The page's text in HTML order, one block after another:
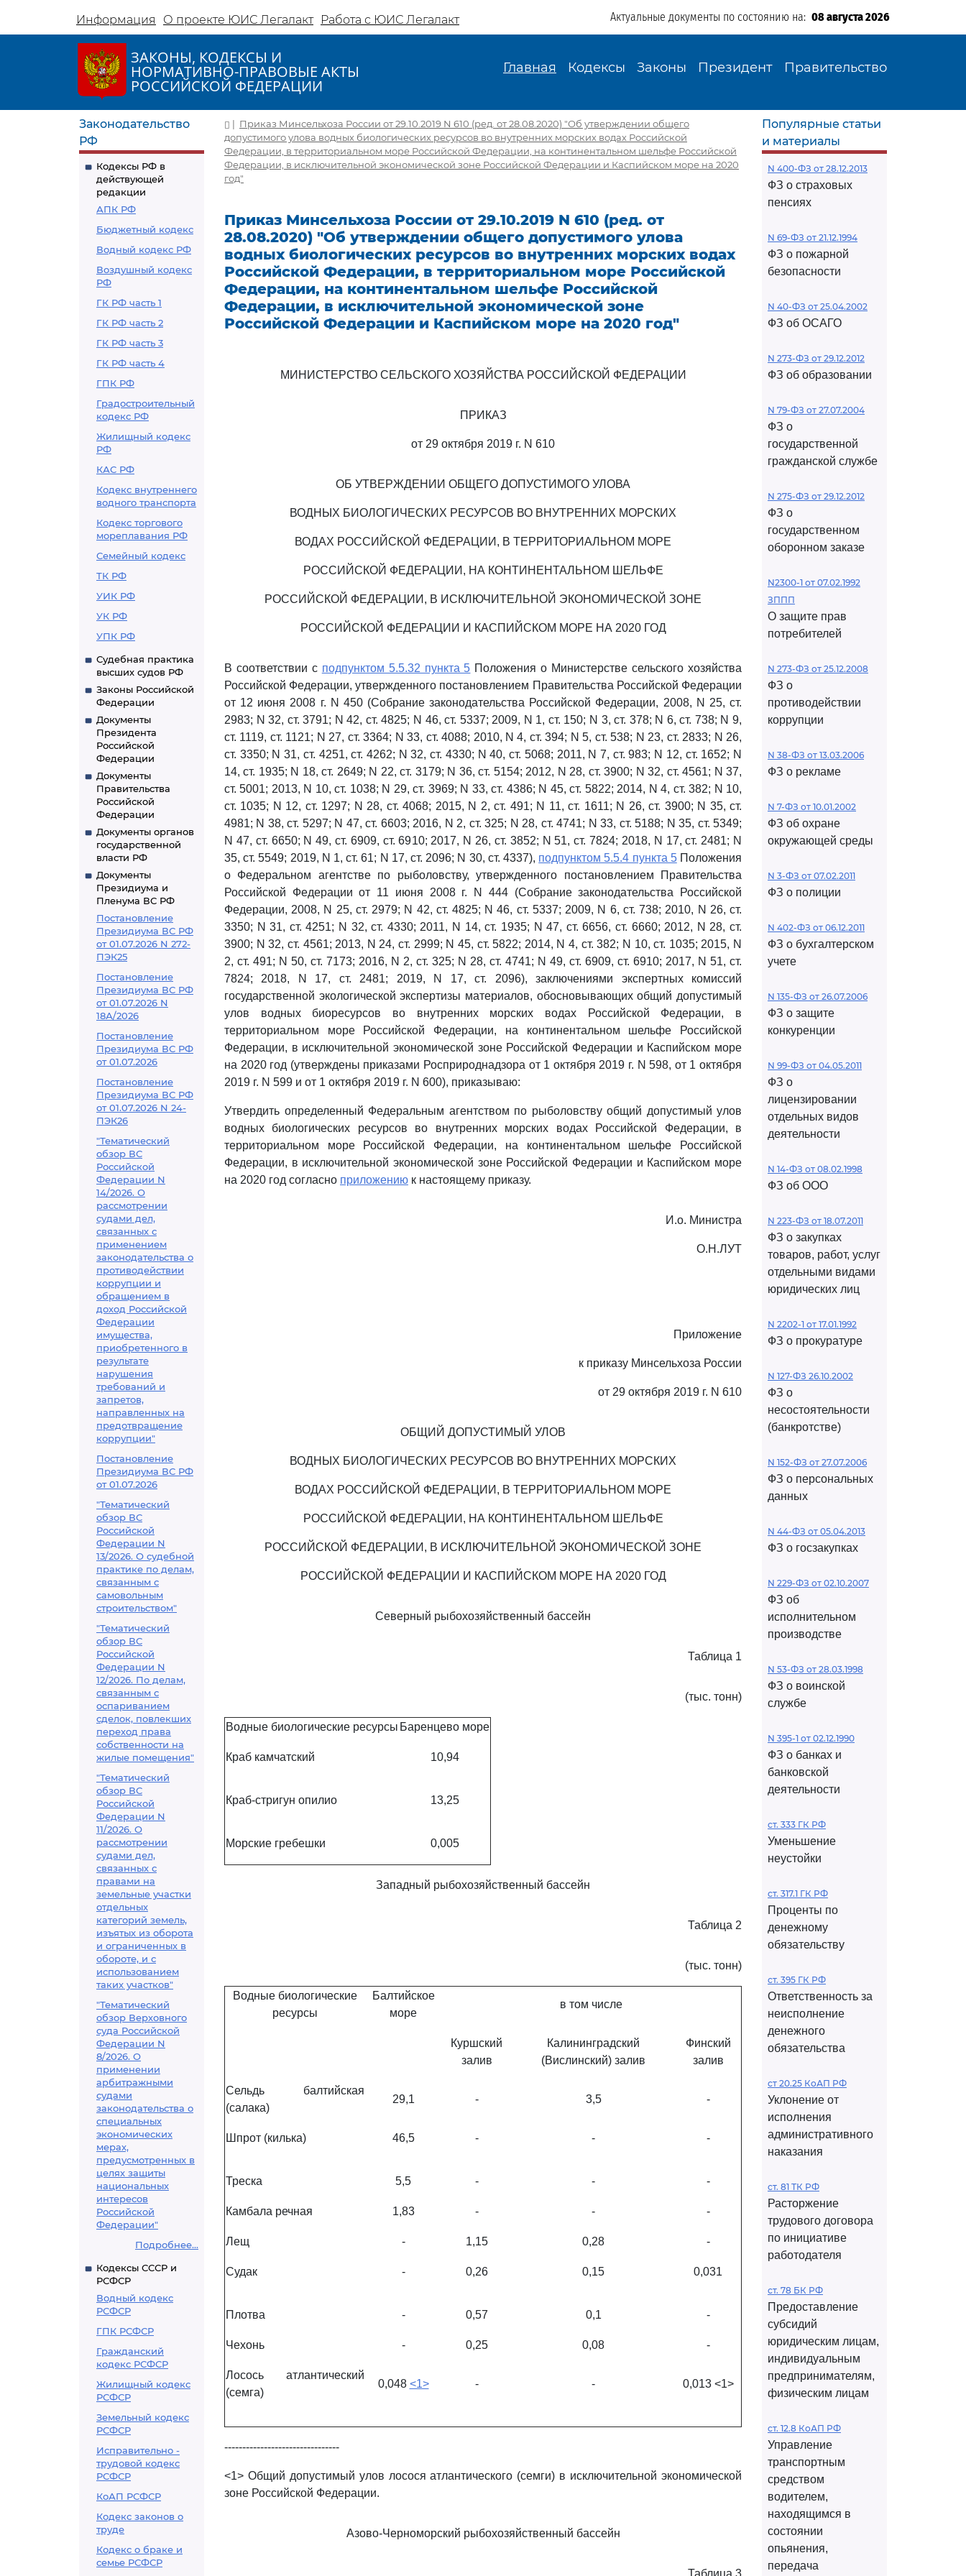
Информация О проекте ЮИС Легалакт Работа с ЮИС Легалакт Актуальные документы по состоянию на: 08 августа 2026
ЗАКОНЫ, КОДЕКСЫ И
НОРМАТИВНО-ПРАВОВЫЕ АКТЫ
РОССИЙСКОЙ ФЕДЕРАЦИИ
Главная Кодексы Законы Президент Правительство
Законодательство
РФ
Кодексы РФ в
действующей
редакции
АПК РФ
Бюджетный кодекс
Водный кодекс РФ
Воздушный кодекс
РФ
ГК РФ часть 1
ГК РФ часть 2
ГК РФ часть 3
ГК РФ часть 4
ГПК РФ
Градостроительный
кодекс РФ
Жилищный кодекс
РФ
КАС РФ
Кодекс внутреннего
водного транспорта
Кодекс торгового
мореплавания РФ
Семейный кодекс
ТК РФ
УИК РФ
УК РФ
УПК РФ
Судебная практика
высших судов РФ
Законы Российской
Федерации
Документы
Президента
Российской
Федерации
Документы
Правительства
Российской
Федерации
Документы органов
государственной
власти РФ
Документы
Президиума и
Пленума ВС РФ
Постановление
Президиума ВС РФ
от 01.07.2026 N 272-
ПЭК25
Постановление
Президиума ВС РФ
от 01.07.2026 N
18А/2026
Постановление
Президиума ВС РФ
от 01.07.2026
Постановление
Президиума ВС РФ
от 01.07.2026 N 24-
ПЭК26
"Тематический
обзор ВС
Российской
Федерации N
14/2026. О
рассмотрении
судами дел,
связанных с
применением
законодательства о
противодействии
коррупции и
обращением в
доход Российской
Федерации
имущества,
приобретенного в
результате
нарушения
требований и
запретов,
направленных на
предотвращение
коррупции"
Постановление
Президиума ВС РФ
от 01.07.2026
"Тематический
обзор ВС
Российской
Федерации N
13/2026. О судебной
практике по делам,
связанным с
самовольным
строительством"
"Тематический
обзор ВС
Российской
Федерации N
12/2026. По делам,
связанным с
оспариванием
сделок, повлекших
переход права
собственности на
жилые помещения"
"Тематический
обзор ВС
Российской
Федерации N
11/2026. О
рассмотрении
судами дел,
связанных с
правами на
земельные участки
отдельных
категорий земель,
изъятых из оборота
и ограниченных в
обороте, и с
использованием
таких участков"
"Тематический
обзор Верховного
суда Российской
Федерации N
8/2026. О
применении
арбитражными
судами
законодательства о
специальных
экономических
мерах,
предусмотренных в
целях защиты
национальных
интересов
Российской
Федерации"
Подробнее...
Кодексы СССР и
РСФСР
Водный кодекс
РСФСР
ГПК РСФСР
Гражданский
кодекс РСФСР
Жилищный кодекс
РСФСР
Земельный кодекс
РСФСР
Исправительно -
трудовой кодекс
РСФСР
КоАП РСФСР
Кодекс законов о
труде
Кодекс о браке и
семье РСФСР
| Приказ Минсельхоза России от 29.10.2019 N 610 (ред. от 28.08.2020) "Об утверждении общего
допустимого улова водных биологических ресурсов во внутренних морских водах Российской
Федерации, в территориальном море Российской Федерации, на континентальном шельфе Российской
Федерации, в исключительной экономической зоне Российской Федерации и Каспийском море на 2020
год"
Приказ Минсельхоза России от 29.10.2019 N 610 (ред. от
28.08.2020) "Об утверждении общего допустимого улова
водных биологических ресурсов во внутренних морских водах
Российской Федерации, в территориальном море Российской
Федерации, на континентальном шельфе Российской
Федерации, в исключительной экономической зоне
Российской Федерации и Каспийском море на 2020 год"
МИНИСТЕРСТВО СЕЛЬСКОГО ХОЗЯЙСТВА РОССИЙСКОЙ ФЕДЕРАЦИИ
ПРИКАЗ
от 29 октября 2019 г. N 610
ОБ УТВЕРЖДЕНИИ ОБЩЕГО ДОПУСТИМОГО УЛОВА
ВОДНЫХ БИОЛОГИЧЕСКИХ РЕСУРСОВ ВО ВНУТРЕННИХ МОРСКИХ
ВОДАХ РОССИЙСКОЙ ФЕДЕРАЦИИ, В ТЕРРИТОРИАЛЬНОМ МОРЕ
РОССИЙСКОЙ ФЕДЕРАЦИИ, НА КОНТИНЕНТАЛЬНОМ ШЕЛЬФЕ
РОССИЙСКОЙ ФЕДЕРАЦИИ, В ИСКЛЮЧИТЕЛЬНОЙ ЭКОНОМИЧЕСКОЙ ЗОНЕ
РОССИЙСКОЙ ФЕДЕРАЦИИ И КАСПИЙСКОМ МОРЕ НА 2020 ГОД
В соответствии с подпунктом 5.5.32 пункта 5 Положения о Министерстве сельского хозяйства
Российской Федерации, утвержденного постановлением Правительства Российской Федерации
от 12 июня 2008 г. N 450 (Собрание законодательства Российской Федерации, 2008, N 25, ст.
2983; N 32, ст. 3791; N 42, ст. 4825; N 46, ст. 5337; 2009, N 1, ст. 150; N 3, ст. 378; N 6, ст. 738; N 9,
ст. 1119, ст. 1121; N 27, ст. 3364; N 33, ст. 4088; 2010, N 4, ст. 394; N 5, ст. 538; N 23, ст. 2833; N 26,
ст. 3350; N 31, ст. 4251, ст. 4262; N 32, ст. 4330; N 40, ст. 5068; 2011, N 7, ст. 983; N 12, ст. 1652; N
14, ст. 1935; N 18, ст. 2649; N 22, ст. 3179; N 36, ст. 5154; 2012, N 28, ст. 3900; N 32, ст. 4561; N 37,
ст. 5001; 2013, N 10, ст. 1038; N 29, ст. 3969; N 33, ст. 4386; N 45, ст. 5822; 2014, N 4, ст. 382; N 10,
ст. 1035; N 12, ст. 1297; N 28, ст. 4068; 2015, N 2, ст. 491; N 11, ст. 1611; N 26, ст. 3900; N 35, ст.
4981; N 38, ст. 5297; N 47, ст. 6603; 2016, N 2, ст. 325; N 28, ст. 4741; N 33, ст. 5188; N 35, ст. 5349;
N 47, ст. 6650; N 49, ст. 6909, ст. 6910; 2017, N 26, ст. 3852; N 51, ст. 7824; 2018, N 17, ст. 2481; N
35, ст. 5549; 2019, N 1, ст. 61; N 17, ст. 2096; N 30, ст. 4337), подпунктом 5.5.4 пункта 5Положения
о Федеральном агентстве по рыболовству, утвержденного постановлением Правительства
Российской Федерации от 11 июня 2008 г. N 444 (Собрание законодательства Российской
Федерации, 2008, N 25, ст. 2979; N 42, ст. 4825; N 46, ст. 5337; 2009, N 6, ст. 738; 2010, N 26, ст.
3350; N 31, ст. 4251; N 32, ст. 4330; 2011, N 14, ст. 1935; N 47, ст. 6656, ст. 6660; 2012, N 28, ст.
3900; N 32, ст. 4561; 2013, N 24, ст. 2999; N 45, ст. 5822; 2014, N 4, ст. 382; N 10, ст. 1035; 2015, N
2, ст. 491; N 50, ст. 7173; 2016, N 2, ст. 325; N 28, ст. 4741; N 49, ст. 6909, ст. 6910; 2017, N 51, ст.
7824; 2018, N 17, ст. 2481; 2019, N 17, ст. 2096), заключениями экспертных комиссий
государственной экологической экспертизы материалов, обосновывающих общий допустимый
улов водных биоресурсов во внутренних морских водах Российской Федерации, в
территориальном море Российской Федерации, на континентальном шельфе Российской
Федерации, в исключительной экономической зоне Российской Федерации и Каспийском море
на 2020 год (утверждены приказами Росприроднадзора от 1 октября 2019 г. N 598, от 1 октября
2019 г. N 599 и от 1 октября 2019 г. N 600), приказываю:
Утвердить определенный Федеральным агентством по рыболовству общий допустимый улов
водных биологических ресурсов во внутренних морских водах Российской Федерации, в
территориальном море Российской Федерации, на континентальном шельфе Российской
Федерации, в исключительной экономической зоне Российской Федерации и Каспийском море
на 2020 год согласно приложению к настоящему приказу.
И.о. Министра
О.Н.ЛУТ
Приложение
к приказу Минсельхоза России
от 29 октября 2019 г. N 610
ОБЩИЙ ДОПУСТИМЫЙ УЛОВ
ВОДНЫХ БИОЛОГИЧЕСКИХ РЕСУРСОВ ВО ВНУТРЕННИХ МОРСКИХ
ВОДАХ РОССИЙСКОЙ ФЕДЕРАЦИИ, В ТЕРРИТОРИАЛЬНОМ МОРЕ
РОССИЙСКОЙ ФЕДЕРАЦИИ, НА КОНТИНЕНТАЛЬНОМ ШЕЛЬФЕ
РОССИЙСКОЙ ФЕДЕРАЦИИ, В ИСКЛЮЧИТЕЛЬНОЙ ЭКОНОМИЧЕСКОЙ ЗОНЕ
РОССИЙСКОЙ ФЕДЕРАЦИИ И КАСПИЙСКОМ МОРЕ НА 2020 ГОД
Северный рыбохозяйственный бассейн
Таблица 1
(тыс. тонн)
Водные биологические ресурсы Баренцево море
Краб камчатский 10,94
Краб-стригун опилио 13,25
Морские гребешки 0,005
Западный рыбохозяйственный бассейн
Таблица 2
(тыс. тонн)
Водные биологические
ресурсы
Балтийское
море
в том числе
Куршский
залив
Калининградский
(Вислинский) залив
Финский
залив
Сельдь балтийская
(салака)
29,1 - 3,5 -
Шпрот (килька) 46,5 - - -
Треска 5,5 - - -
Камбала речная 1,83 - - -
Лещ - 1,15 0,28 -
Судак - 0,26 0,15 0,031
Плотва - 0,57 0,1 -
Чехонь - 0,25 0,08 -
Лосось атлантический
(семга)
0,048 <1> - - 0,013 <1>
--------------------------------
<1> Общий допустимый улов лосося атлантического (семги) в исключительной экономической
зоне Российской Федерации.
Азово-Черноморский рыбохозяйственный бассейн
Таблица 3
Популярные статьи
и материалы
N 400-ФЗ от 28.12.2013
ФЗ о страховых
пенсиях
N 69-ФЗ от 21.12.1994
ФЗ о пожарной
безопасности
N 40-ФЗ от 25.04.2002
ФЗ об ОСАГО
N 273-ФЗ от 29.12.2012
ФЗ об образовании
N 79-ФЗ от 27.07.2004
ФЗ о
государственной
гражданской службе
N 275-ФЗ от 29.12.2012
ФЗ о
государственном
оборонном заказе
N2300-1 от 07.02.1992
ЗППП
О защите прав
потребителей
N 273-ФЗ от 25.12.2008
ФЗ о
противодействии
коррупции
N 38-ФЗ от 13.03.2006
ФЗ о рекламе
N 7-ФЗ от 10.01.2002
ФЗ об охране
окружающей среды
N 3-ФЗ от 07.02.2011
ФЗ о полиции
N 402-ФЗ от 06.12.2011
ФЗ о бухгалтерском
учете
N 135-ФЗ от 26.07.2006
ФЗ о защите
конкуренции
N 99-ФЗ от 04.05.2011
ФЗ о
лицензировании
отдельных видов
деятельности
N 14-ФЗ от 08.02.1998
ФЗ об ООО
N 223-ФЗ от 18.07.2011
ФЗ о закупках
товаров, работ, услуг
отдельными видами
юридических лиц
N 2202-1 от 17.01.1992
ФЗ о прокуратуре
N 127-ФЗ 26.10.2002
ФЗ о
несостоятельности
(банкротстве)
N 152-ФЗ от 27.07.2006
ФЗ о персональных
данных
N 44-ФЗ от 05.04.2013
ФЗ о госзакупках
N 229-ФЗ от 02.10.2007
ФЗ об
исполнительном
производстве
N 53-ФЗ от 28.03.1998
ФЗ о воинской
службе
N 395-1 от 02.12.1990
ФЗ о банках и
банковской
деятельности
ст. 333 ГК РФ
Уменьшение
неустойки
ст. 317.1 ГК РФ
Проценты по
денежному
обязательству
ст. 395 ГК РФ
Ответственность за
неисполнение
денежного
обязательства
ст 20.25 КоАП РФ
Уклонение от
исполнения
административного
наказания
ст. 81 ТК РФ
Расторжение
трудового договора
по инициативе
работодателя
ст. 78 БК РФ
Предоставление
субсидий
юридическим лицам,
индивидуальным
предпринимателям,
физическим лицам
ст. 12.8 КоАП РФ
Управление
транспортным
средством
водителем,
находящимся в
состоянии
опьянения,
передача